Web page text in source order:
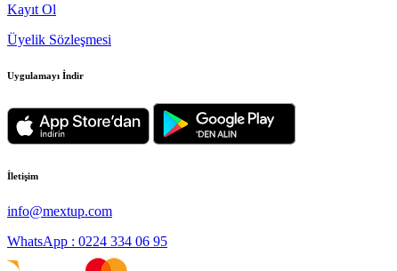
Kayıt Ol
Üyelik Sözleşmesi
Uygulamayı İndir
İletişim
info@mextup.com
WhatsApp : 0224 334 06 95